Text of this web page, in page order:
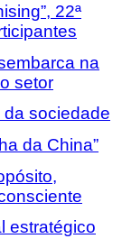
22ª
na
setor
sociedade
da China”
estratégico